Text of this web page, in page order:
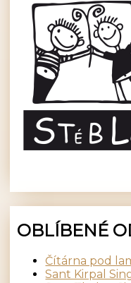
OBLÍBENÉ
Čítárna pod
Sant Kirpal